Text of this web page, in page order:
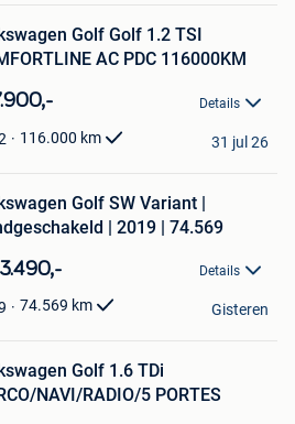
Golf Golf 1.2 TSI
AC PDC 116000KM
Details
116.000 km 31 jul 26
Golf SW Variant |
| 2019 | 74.569
Details
74.569 km Gisteren
Golf 1.6 TDi
NAVI/RADIO/5 PORTES